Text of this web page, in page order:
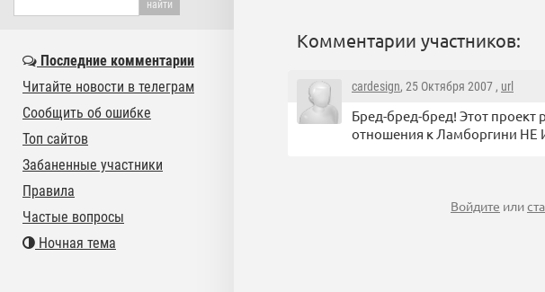
Комментарии участников:
cardesign, 25 Октября 2007 , url
Бред-бред-бред! Этот
отношения к Ламборгини НЕ
Войдите или
Последние комментарии
Читайте новости в телеграм
Сообщить об ошибке
Топ сайтов
Забаненные участники
Правила
Частые вопросы
Ночная тема